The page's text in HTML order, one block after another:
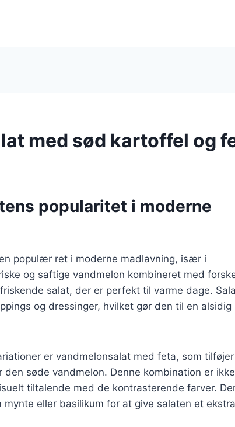
med sød kartoffel og
popularitet i moderne
populær ret i moderne madlavning, især i
og saftige vandmelon kombineret med
salat, der er perfekt til varme dage.
og dressinger, hvilket gør den til en alsidig
er vandmelonsalat med feta, som
den søde vandmelon. Denne kombination er
tiltalende med de kontrasterende farver.
eller basilikum for at give salaten et